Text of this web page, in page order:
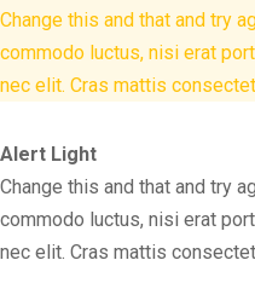
Change this and that and try
commodo luctus, nisi erat
nec elit. Cras mattis
Alert Light
Change this and that and try
commodo luctus, nisi erat
nec elit. Cras mattis